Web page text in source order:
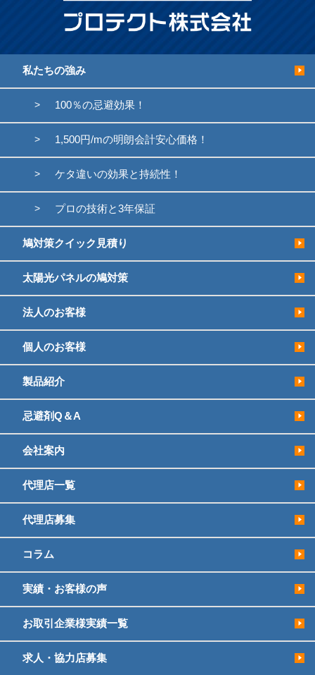
私たちの強み
100％の忌避効果！
1,500円/mの明朗会計安心価格！
ケタ違いの効果と持続性！
プロの技術と3年保証
鳩対策クイック見積り
太陽光パネルの鳩対策
法人のお客様
個人のお客様
製品紹介
忌避剤Q＆A
会社案内
代理店一覧
代理店募集
コラム
実績・お客様の声
お取引企業様実績一覧
求人・協力店募集